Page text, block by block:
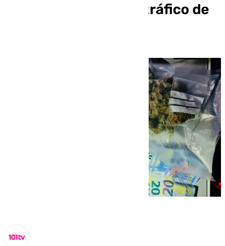
nocturnos contra el tráfico de